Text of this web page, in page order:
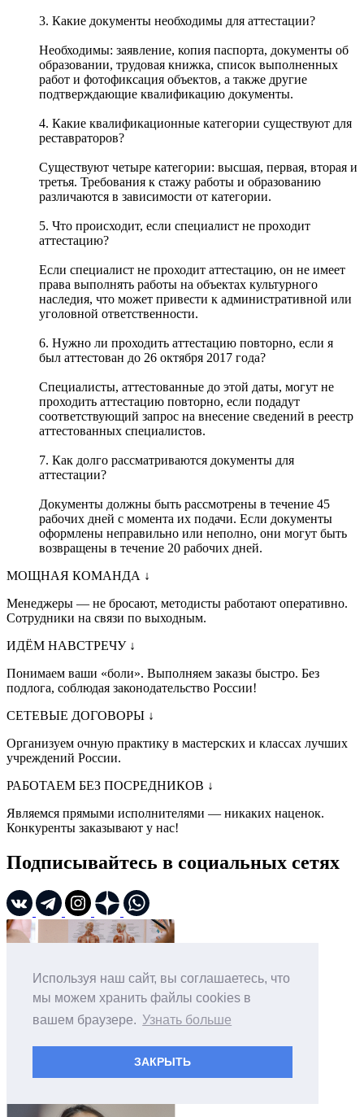
Используя наш сайт, вы соглашаетесь, что
мы можем хранить файлы cookies в
вашем браузере. Узнать больше
ЗАКРЫТЬ
3. Какие документы необходимы для аттестации?
Необходимы: заявление, копия паспорта, документы об
образовании, трудовая книжка, список выполненных
работ и фотофиксация объектов, а также другие
подтверждающие квалификацию документы.
4. Какие квалификационные категории существуют для
реставраторов?
Существуют четыре категории: высшая, первая, вторая и
третья. Требования к стажу работы и образованию
различаются в зависимости от категории.
5. Что происходит, если специалист не проходит
аттестацию?
Если специалист не проходит аттестацию, он не имеет
права выполнять работы на объектах культурного
наследия, что может привести к административной или
уголовной ответственности.
6. Нужно ли проходить аттестацию повторно, если я
был аттестован до 26 октября 2017 года?
Специалисты, аттестованные до этой даты, могут не
проходить аттестацию повторно, если подадут
соответствующий запрос на внесение сведений в реестр
аттестованных специалистов.
7. Как долго рассматриваются документы для
аттестации?
Документы должны быть рассмотрены в течение 45
рабочих дней с момента их подачи. Если документы
оформлены неправильно или неполно, они могут быть
возвращены в течение 20 рабочих дней.
МОЩНАЯ КОМАНДА ↓
Менеджеры — не бросают, методисты работают оперативно.
Сотрудники на связи по выходным.
ИДЁМ НАВСТРЕЧУ ↓
Понимаем ваши «боли». Выполняем заказы быстро. Без
подлога, соблюдая законодательство России!
СЕТЕВЫЕ ДОГОВОРЫ ↓
Организуем очную практику в мастерских и классах лучших
учреждений России.
РАБОТАЕМ БЕЗ ПОСРЕДНИКОВ ↓
Являемся прямыми исполнителями — никаких наценок.
Конкуренты заказывают у нас!
Подписывайтесь в социальных сетях